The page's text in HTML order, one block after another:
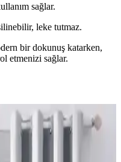
sağlar.
leke tutmaz.
bir dokunuş katarken,
etmenizi sağlar.
Asma Teknikleri: